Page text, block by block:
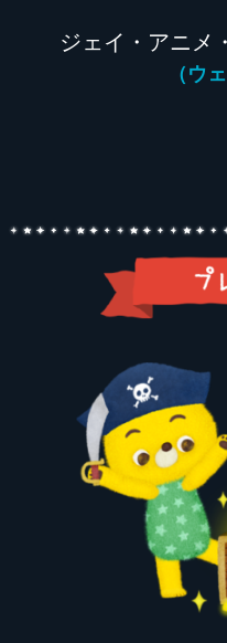
ジェイ・アニメ
（ウ